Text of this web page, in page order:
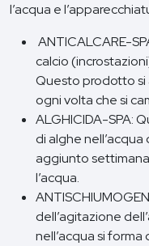
l’acqua e
ANTICALCARE-
calcio
Questo prodotto
ogni volta che si
ALGHICIDA-SPA:
di alghe
aggiunto
l’acqua.
dell’agitazione
nell’acqua si forma